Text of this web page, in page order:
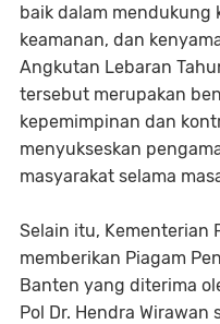
baik dalam mendukung
keamanan, dan
Angkutan Lebaran
tersebut merupakan
kepemimpinan dan
menyukseskan
masyarakat selama
Selain itu, Kementerian
memberikan Piagam
Banten yang diterima
Pol Dr. Hendra